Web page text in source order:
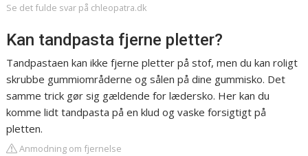
Se det fulde svar på chleopatra.dk
Kan tandpasta fjerne pletter?
Tandpastaen kan ikke fjerne pletter på stof, men du kan roligt
skrubbe gummiområderne og sålen på dine gummisko. Det
samme trick gør sig gældende for lædersko. Her kan du
komme lidt tandpasta på en klud og vaske forsigtigt på
pletten.
Anmodning om fjernelse